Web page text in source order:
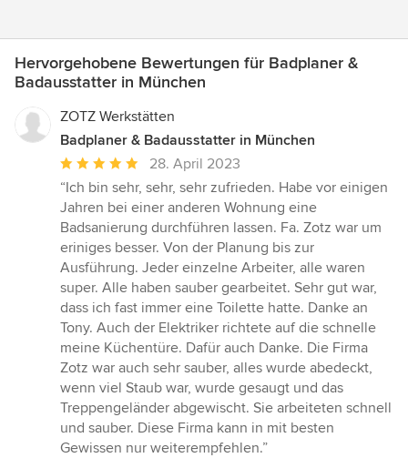
Hervorgehobene Bewertungen für Badplaner &
Badausstatter in München
ZOTZ Werkstätten
Badplaner & Badausstatter in München
Durchschnittliche
Bewertung:
5
von
5
Sternen
28. April 2023
“Ich bin sehr, sehr, sehr zufrieden. Habe vor einigen
Jahren bei einer anderen Wohnung eine
Badsanierung durchführen lassen. Fa. Zotz war um
eriniges besser. Von der Planung bis zur
Ausführung. Jeder einzelne Arbeiter, alle waren
super. Alle haben sauber gearbeitet. Sehr gut war,
dass ich fast immer eine Toilette hatte. Danke an
Tony. Auch der Elektriker richtete auf die schnelle
meine Küchentüre. Dafür auch Danke. Die Firma
Zotz war auch sehr sauber, alles wurde abedeckt,
wenn viel Staub war, wurde gesaugt und das
Treppengeländer abgewischt. Sie arbeiteten schnell
und sauber. Diese Firma kann in mit besten
Gewissen nur weiterempfehlen.”